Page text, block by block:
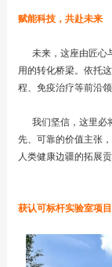
赋能科技，共赴未来
未来，这座由匠心
用的转化桥梁。依托
程、免疫治疗等前沿
我们坚信，这里必
先、可靠的价值主张
人类健康边疆的拓展贡
获认可标杆实验室项目